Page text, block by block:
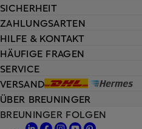
HILFE & KONTAKT
HÄUFIGE FRAGEN
SERVICE
VERSAND
SICHERHEIT
ZAHLUNGSARTEN
ÜBER BREUNINGER
BREUNINGER FOLGEN